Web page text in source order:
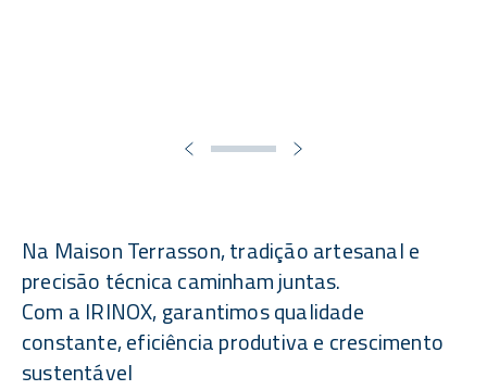
Na Maison Terrasson, tradição artesanal e
precisão técnica caminham juntas.
Com a IRINOX, garantimos qualidade
constante, eficiência produtiva e crescimento
sustentável